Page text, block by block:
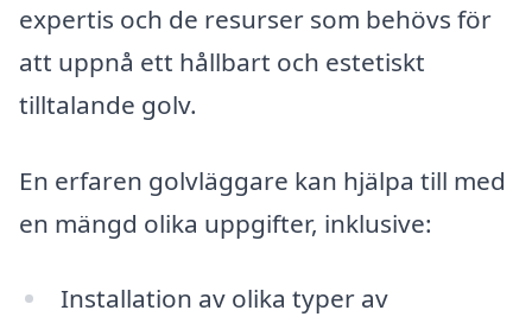
expertis och de resurser som behövs för
att uppnå ett hållbart och estetiskt
tilltalande golv.
En erfaren golvläggare kan hjälpa till med
en mängd olika uppgifter, inklusive:
Installation av olika typer av